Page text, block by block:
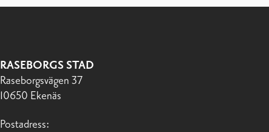
RASEBORGS STAD
Raseborgsvägen 37
10650 Ekenäs
Postadress: